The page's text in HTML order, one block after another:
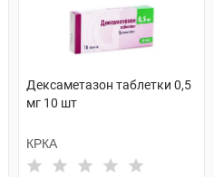
Дексаметазон таблетки 0,5
мг 10 шт
КРКА